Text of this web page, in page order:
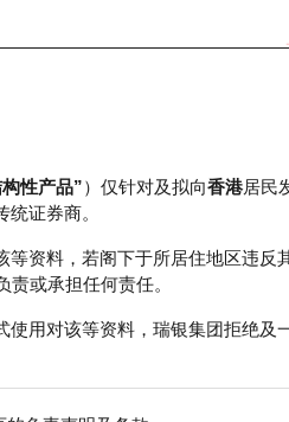
性产品”）仅针对及拟向香港居民
证券商。
资料，若阁下于所居住地区违反
责或承担任何责任。
用对该等资料，瑞银集团拒绝及